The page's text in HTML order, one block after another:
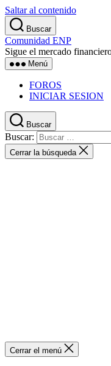
Saltar al contenido
Buscar
Comunidad ENP
Sigue el mercado
Menú
FOROS
INICIAR SESION
Buscar
Buscar:
Cerrar la búsqueda
Cerrar el menú